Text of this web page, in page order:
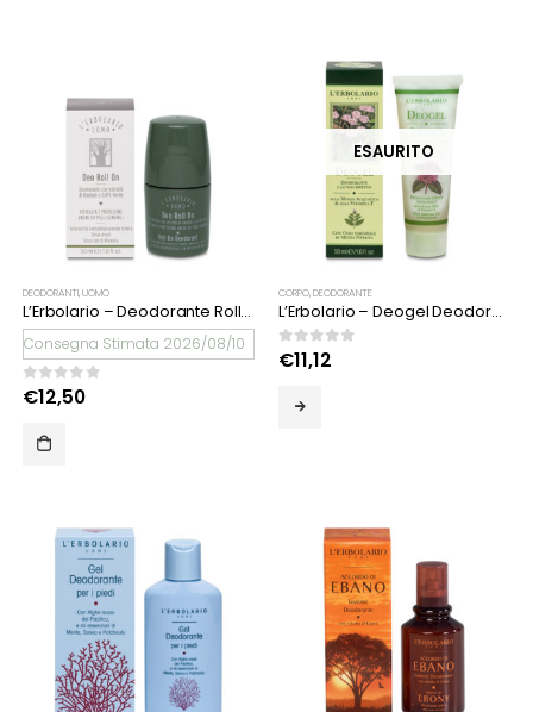
DEODORANTI,UOMO
L’Erbolario – Deodorante Roll on L’Erbolario Uomo
Consegna Stimata 2026/08/10
0Su 5
€12,50
ESAURITO
CORPO,DEODORANTE
L’Erbolario – Deogel Deodorante a Lungo Effetto
0Su 5
€11,12